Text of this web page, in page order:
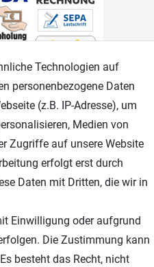
Shop
Datenschutz Impressum
Technologien auf
personenbezogene Daten
(z.B. IP-Adresse), um
Medien von
Zugriffe auf unsere Website
erfolgt erst durch
Daten mit Dritten, die wir in
Einwilligung oder aufgrund
Die Zustimmung kann
besteht das Recht, nicht